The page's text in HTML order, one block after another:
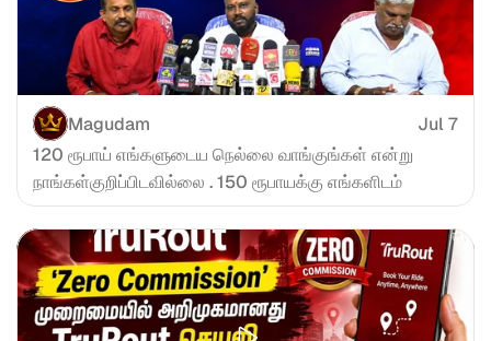
Magudam
Jul 7
120 ரூபாய் எங்களுடைய நெல்லை வாங்குங்கள் என்று
நாங்கள்குறிப்பிடவில்லை . 150 ரூபாயக்கு எங்களிடம்